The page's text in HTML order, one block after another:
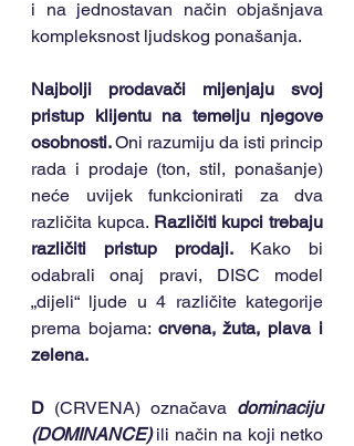
i na jednostavan način objašnjava
kompleksnost ljudskog ponašanja.
Najbolji prodavači mijenjaju svoj
pristup klijentu na temelju njegove
osobnosti. Oni razumiju da isti princip
rada i prodaje (ton, stil, ponašanje)
neće uvijek funkcionirati za dva
različita kupca. Različiti kupci trebaju
različiti pristup prodaji. Kako bi
odabrali onaj pravi, DISC model
„dijeli“ ljude u 4 različite kategorije
prema bojama: crvena, žuta, plava i
zelena.
D (CRVENA) označava dominaciju
(DOMINANCE) ili način na koji netko